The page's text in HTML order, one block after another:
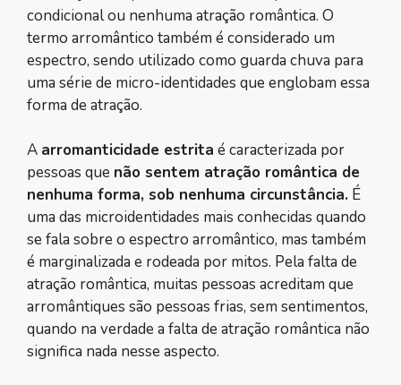
condicional ou nenhuma atração romântica. O
termo arromântico também é considerado um
espectro, sendo utilizado como guarda chuva para
uma série de micro-identidades que englobam essa
forma de atração.
A arromanticidade estrita é caracterizada por
pessoas que não sentem atração romântica de
nenhuma forma, sob nenhuma circunstância. É
uma das microidentidades mais conhecidas quando
se fala sobre o espectro arromântico, mas também
é marginalizada e rodeada por mitos. Pela falta de
atração romântica, muitas pessoas acreditam que
arromântiques são pessoas frias, sem sentimentos,
quando na verdade a falta de atração romântica não
significa nada nesse aspecto.